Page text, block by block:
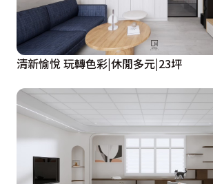
清新愉悅 玩轉色彩|休閒多元|23坪